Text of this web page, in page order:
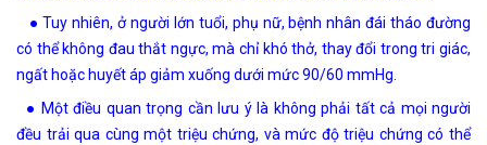
● Tuy nhiên, ở người lớn tuổi, phụ nữ, bệnh nhân đái tháo đường
có thể không đau thắt ngực, mà chỉ khó thở, thay đổi trong tri giác,
ngất hoặc huyết áp giảm xuống dưới mức 90/60 mmHg.
● Một điều quan trọng cần lưu ý là không phải tất cả mọi người
đều trải qua cùng một triệu chứng, và mức độ triệu chứng có thể